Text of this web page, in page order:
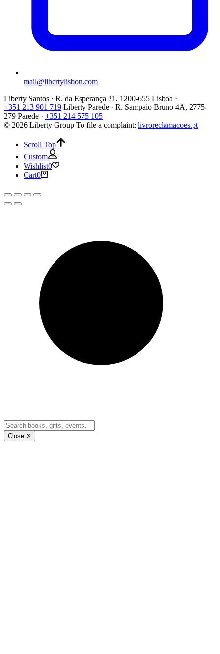
mail@libertylisbon.com
Liberty Santos · R. da Esperança 21, 1200-655 Lisboa ·
+351 213 901 719 Liberty Parede · R. Sampaio Bruno 4A, 2775-
279 Parede · +351 214 575 105
© 2026 Liberty Group To file a complaint: livroreclamacoes.pt
Scroll Top
Custom
Wishlist0
Cart0
Close ✕